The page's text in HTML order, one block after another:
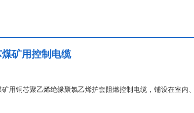
煤矿用控制电缆
矿用铜芯聚乙烯绝缘聚氯乙烯护套阻燃控制电缆，铺设在室内